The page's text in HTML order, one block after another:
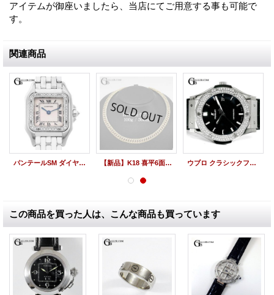
アイテムが御座いましたら、当店にてご用意する事も可能で
す。
関連商品
パンテールSM ダイヤモンド WG CARTIER 中古 美品 【新品】K18 喜平6面ダブル ダイヤモンド ネックレス 100g 50cm G★B刻印 ウブロ クラシックフュージョン アフターダイヤ ベゼル 511.NX.1171.LR チタニウム
この商品を買った人は、こんな商品も買っています